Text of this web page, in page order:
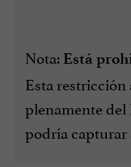
Nota: Está
Esta
plenamente
podría capturar